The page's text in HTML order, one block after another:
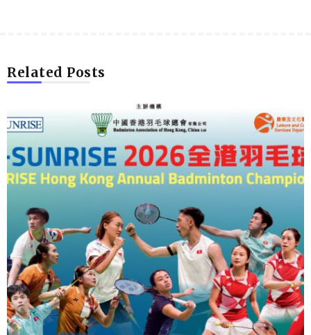
Related Posts